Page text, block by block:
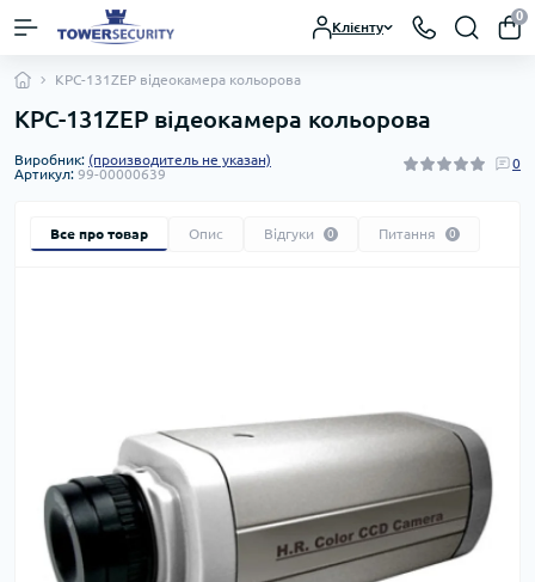
Клієнту
0
KPC-131ZEP відеокамера кольорова
KPC-131ZEP відеокамера кольорова
Виробник: (производитель не указан)
Артикул: 99-00000639
0
Все про товар Опис Відгуки 0 Питання 0